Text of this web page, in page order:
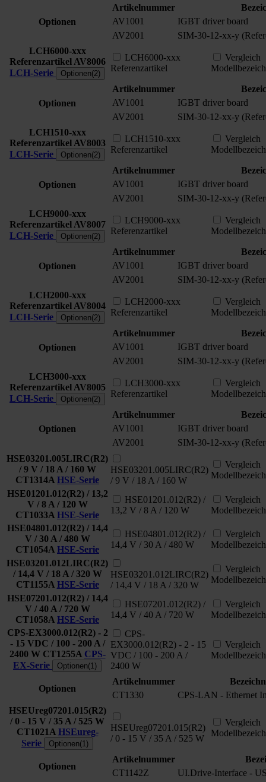
Optionen
Artikelnummer
AV1001
IGBT driver board
AV2001
SIM-30-12-xx-y
LCH6000-xxx
Referenzartikel AV8006
LCH-Serie
Optionen(2)
LCH6000-xxx
Referenzartikel
Vergleich
Optionen
Artikelnummer
AV1001
IGBT driver board
AV2001
SIM-30-12-xx-y
LCH1510-xxx
Referenzartikel AV8003
LCH-Serie
Optionen(2)
LCH1510-xxx
Referenzartikel
Vergleich
Optionen
Artikelnummer
AV1001
IGBT driver board
AV2001
SIM-30-12-xx-y
LCH9000-xxx
Referenzartikel AV8007
LCH-Serie
Optionen(2)
LCH9000-xxx
Referenzartikel
Vergleich
Optionen
Artikelnummer
AV1001
IGBT driver board
AV2001
SIM-30-12-xx-y
LCH2000-xxx
Referenzartikel AV8004
LCH-Serie
Optionen(2)
LCH2000-xxx
Referenzartikel
Vergleich
Optionen
Artikelnummer
AV1001
IGBT driver board
AV2001
SIM-30-12-xx-y
LCH3000-xxx
Referenzartikel AV8005
LCH-Serie
Optionen(2)
LCH3000-xxx
Referenzartikel
Vergleich
Optionen
Artikelnummer
AV1001
IGBT driver board
AV2001
SIM-30-12-xx-y
HSE03201.005LIRC(R2)
/ 9 V / 18 A / 160 W
CT1314A HSE-Serie
HSE03201.005LIRC(R2)
/ 9 V / 18 A / 160 W
Vergleich
HSE01201.012(R2) / 13,2
V / 8 A / 120 W
CT1033A HSE-Serie
HSE01201.012(R2) /
13,2 V / 8 A / 120 W
Vergleich
HSE04801.012(R2) / 14,4
V / 30 A / 480 W
CT1054A HSE-Serie
HSE04801.012(R2) /
14,4 V / 30 A / 480 W
Vergleich
HSE03201.012LIRC(R2)
/ 14,4 V / 18 A / 320 W
CT1155A HSE-Serie
HSE03201.012LIRC(R2)
/ 14,4 V / 18 A / 320 W
Vergleich
HSE07201.012(R2) / 14,4
V / 40 A / 720 W
CT1058A HSE-Serie
HSE07201.012(R2) /
14,4 V / 40 A / 720 W
Vergleich
CPS-EX3000.012(R2) - 2
- 15 VDC / 100 - 200 A /
2400 W CT1255A CPS-
EX-Serie
Optionen(1)
CPS-
EX3000.012(R2) - 2 - 15
VDC / 100 - 200 A /
2400 W
Vergleich
Optionen
Artikelnummer
CT1330
CPS-LAN - Ethernet
HSEUreg07201.015(R2)
/ 0 - 15 V / 35 A / 525 W
CT1021A HSEureg-
Serie
Optionen(1)
HSEUreg07201.015(R2)
/ 0 - 15 V / 35 A / 525 W
Vergleich
Optionen
Artikelnummer
CT1142Z
UI.Drive-Interface -